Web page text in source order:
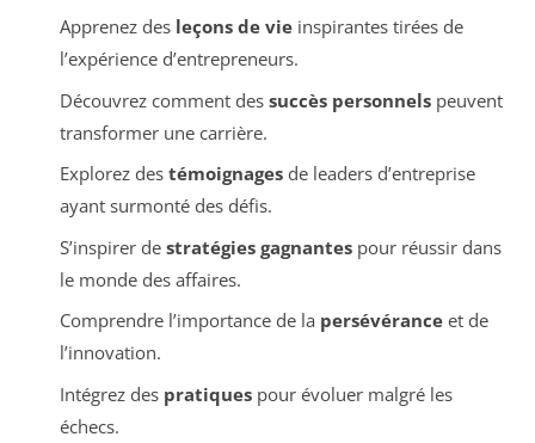
Apprenez des leçons de vieinspirantes tirées de
l’expérience d’entrepreneurs.
Découvrez comment des succès personnelspeuvent
transformer une carrière.
Explorez des témoignagesde leaders d’entreprise
ayant surmonté des défis.
S’inspirer de stratégies gagnantespour réussir dans
le monde des affaires.
Comprendre l’importance de la persévéranceet de
l’innovation.
Intégrez des pratiquespour évoluer malgré les
échecs.